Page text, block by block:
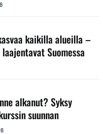
kaikilla alueilla –
Suomessa
alkanut? Syksy
suunnan